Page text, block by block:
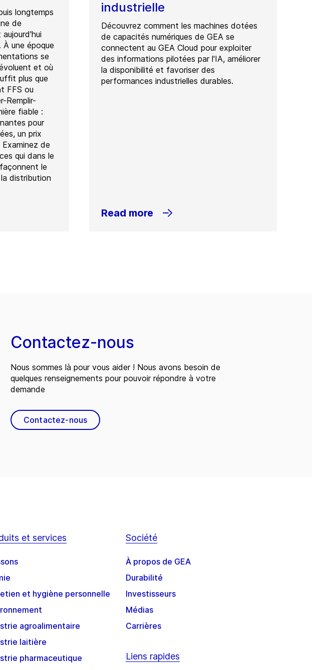
longtemps
de
une époque
se
et où
plus que
FFS ou
Remplir-
fiable :
pour
un prix
de
qui dans le
le
distribution
industrielle
Découvrez comment les machines dotées
de capacités numériques de GEA se
connectent au GEA Cloud pour exploiter
des informations pilotées par l'IA, améliorer
la disponibilité et favoriser des
performances industrielles durables.
Read more
Contactez-nous
Nous sommes là pour vous aider ! Nous avons besoin de
quelques renseignements pour pouvoir répondre à votre
demande
Contactez-nous
et services
et hygiène personnelle
agroalimentaire
laitière
pharmaceutique
Société
À propos de GEA
Durabilité
Investisseurs
Médias
Carrières
Liens rapides